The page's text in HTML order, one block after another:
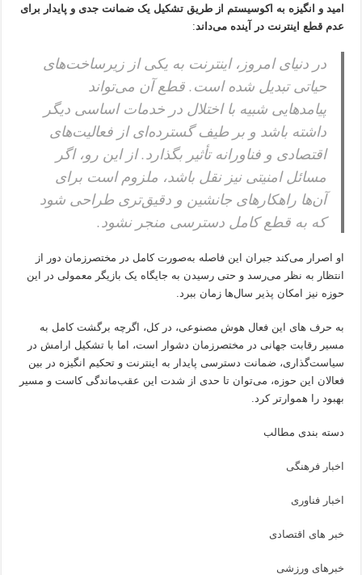
امید و انگیزه به اکوسیستم از طریق تشکیل یک ضمانت جدی و پایدار برای
عدم قطع اینترنت در آینده می‌داند:
در دنیای امروز، اینترنت به یکی از زیرساخت‌های
حیاتی تبدیل شده است. قطع آن می‌تواند
پیامدهایی شبیه با اختلال در خدمات اساسی دیگر
داشته باشد و بر طیف گسترده‌ای از فعالیت‌های
اقتصادی و فناورانه تأثیر بگذارد. از این رو، اگر
مسائل امنیتی نیز نقل باشد، ملزوم است برای
آن‌ها راهکارهای جانشین و دقیق‌تری طراحی شود
که به قطع کامل دسترسی منجر نشود.
او اصرار می‌کند جبران این فاصله به‌صورت کامل در مختصر‌زمان دور از
انتظار به نظر می‌رسد و حتی رسیدن به جایگاه یک بازیگر معمولی در این
حوزه نیز امکان پذیر سال‌ها زمان ببرد.
به حرف های این فعال هوش مصنوعی، در کل، اگرچه برگشت کامل به
مسیر رقابت جهانی در مختصر‌زمان دشوار است، اما با تشکیل ارامش در
سیاست‌گذاری، ضمانت دسترسی پایدار به اینترنت و تحکیم انگیزه در بین
فعالان این حوزه، می‌توان تا حدی از شدت این عقب‌ماندگی کاست و مسیر
بهبود را هموارتر کرد.
دسته بندی مطالب
اخبار فرهنگی
اخبار فناوری
خبر های اقتصادی
خبرهای ورزشی